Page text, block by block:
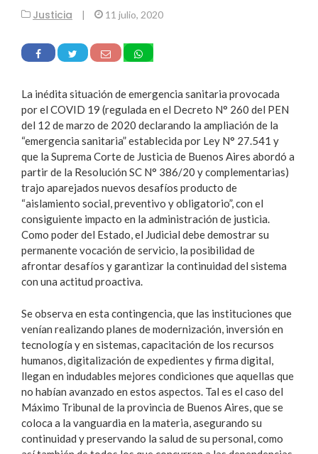
Justicia | 11 julio, 2020
La inédita situación de emergencia sanitaria provocada
por el COVID 19 (regulada en el Decreto N° 260 del PEN
del 12 de marzo de 2020 declarando la ampliación de la
“emergencia sanitaria” establecida por Ley N° 27.541 y
que la Suprema Corte de Justicia de Buenos Aires abordó a
partir de la Resolución SC N° 386/20 y complementarias)
trajo aparejados nuevos desafíos producto de
“aislamiento social, preventivo y obligatorio”, con el
consiguiente impacto en la administración de justicia.
Como poder del Estado, el Judicial debe demostrar su
permanente vocación de servicio, la posibilidad de
afrontar desafíos y garantizar la continuidad del sistema
con una actitud proactiva.
Se observa en esta contingencia, que las instituciones que
venían realizando planes de modernización, inversión en
tecnología y en sistemas, capacitación de los recursos
humanos, digitalización de expedientes y firma digital,
llegan en indudables mejores condiciones que aquellas que
no habían avanzado en estos aspectos. Tal es el caso del
Máximo Tribunal de la provincia de Buenos Aires, que se
coloca a la vanguardia en la materia, asegurando su
continuidad y preservando la salud de su personal, como